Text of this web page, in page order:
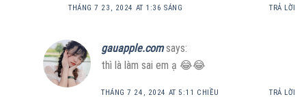
THÁNG 7 23, 2024 AT 1:36 SÁNG TRẢ LỜI
gauapple.com says:
thì là làm sai em ạ 😂😂
THÁNG 7 24, 2024 AT 5:11 CHIỀU TRẢ LỜI